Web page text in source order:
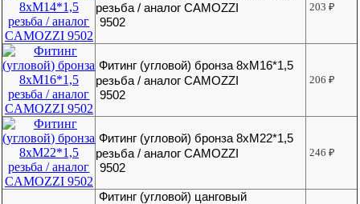
резьба / аналог CAMOZZI
9502
203₽
Фитинг (угловой) бронза 8хМ16*1,5
резьба / аналог CAMOZZI
9502
206₽
Фитинг (угловой) бронза 8хМ22*1,5
резьба / аналог CAMOZZI
9502
246₽
Фитинг (угловой) цанговый